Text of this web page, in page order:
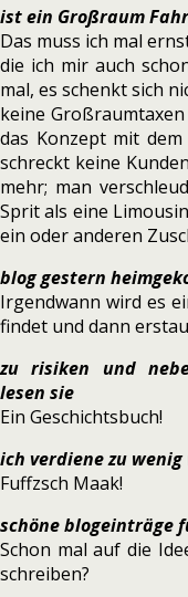
ist ein Großraum
Das muss ich mal
die ich mir auch
mal, es schenkt sich
keine
das Konzept mit
schreckt keine
mehr; man
Sprit als eine
ein oder anderen
blog gestern
Irgendwann wird es
findet und dann
zu risiken und
lesen sie
Ein Geschichtsbuch!
ich verdiene zu
Fuffzsch Maak!
schöne blogeinträge
Schon mal auf die
schreiben?